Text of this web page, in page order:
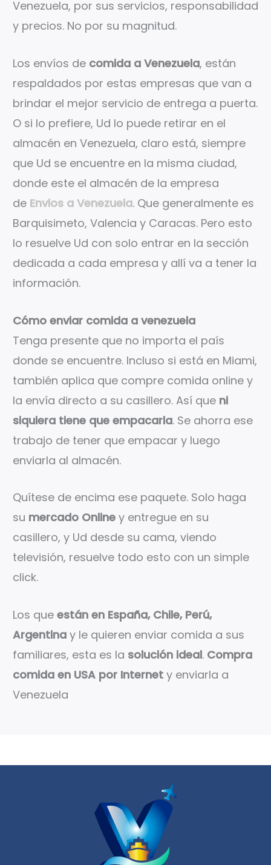
Venezuela, por sus servicios, responsabilidad
y precios. No por su magnitud.
Los envíos de comida a Venezuela, están
respaldados por estas empresas que van a
brindar el mejor servicio de entrega a puerta.
O si lo prefiere, Ud lo puede retirar en el
almacén en Venezuela, claro está, siempre
que Ud se encuentre en la misma ciudad,
donde este el almacén de la empresa
de Envios a Venezuela. Que generalmente es
Barquisimeto, Valencia y Caracas. Pero esto
lo resuelve Ud con solo entrar en la sección
dedicada a cada empresa y allí va a tener la
información.
Cómo enviar comida a venezuela
Tenga presente que no importa el país
donde se encuentre. Incluso si está en Miami,
también aplica que compre comida online y
la envía directo a su casillero. Así que ni
siquiera tiene que empacarla. Se ahorra ese
trabajo de tener que empacar y luego
enviarla al almacén.
Quítese de encima ese paquete. Solo haga
su mercado Online y entregue en su
casillero, y Ud desde su cama, viendo
televisión, resuelve todo esto con un simple
click.
Los que están en España, Chile, Perú,
Argentina y le quieren enviar comida a sus
familiares, esta es la solución ideal. Compra
comida en USA por Internet y enviarla a
Venezuela